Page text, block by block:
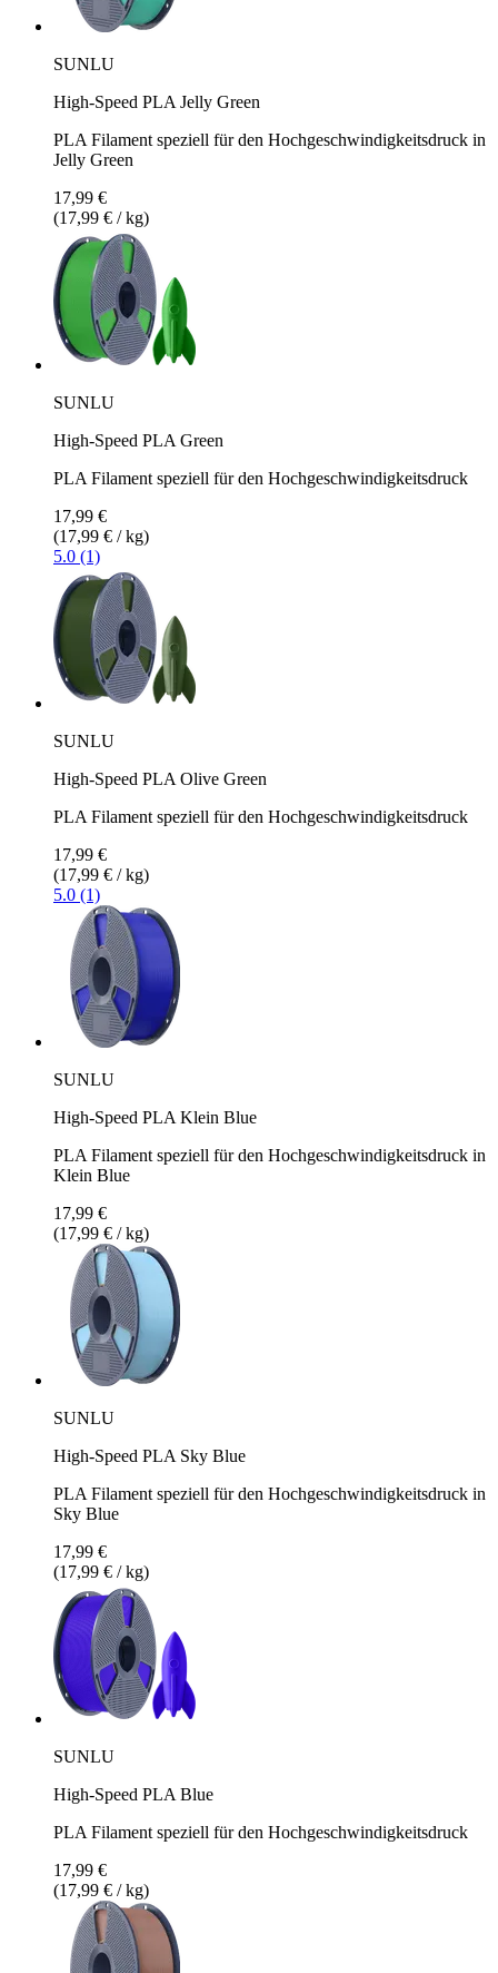
SUNLU
High-Speed PLA Jelly Green
PLA Filament speziell für den Hochgeschwindigkeitsdruck in
Jelly Green
17,99 €
(17,99 € / kg)
SUNLU
High-Speed PLA Green
PLA Filament speziell für den Hochgeschwindigkeitsdruck
17,99 €
(17,99 € / kg)
5.0 (1)
SUNLU
High-Speed PLA Olive Green
PLA Filament speziell für den Hochgeschwindigkeitsdruck
17,99 €
(17,99 € / kg)
5.0 (1)
SUNLU
High-Speed PLA Klein Blue
PLA Filament speziell für den Hochgeschwindigkeitsdruck in
Klein Blue
17,99 €
(17,99 € / kg)
SUNLU
High-Speed PLA Sky Blue
PLA Filament speziell für den Hochgeschwindigkeitsdruck in
Sky Blue
17,99 €
(17,99 € / kg)
SUNLU
High-Speed PLA Blue
PLA Filament speziell für den Hochgeschwindigkeitsdruck
17,99 €
(17,99 € / kg)